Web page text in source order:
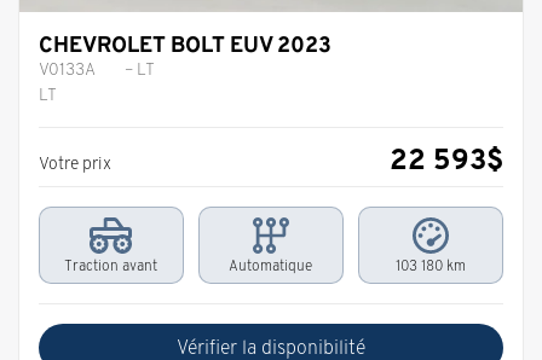
CHEVROLET BOLT EUV 2023
V0133A
– LT
LT
Votre prix 22 593$
Traction avant Automatique 103 180 km
Vérifier la disponibilité